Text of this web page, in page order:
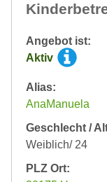
Angebot ist:
Aktiv
Alias:
AnaManuela
Geschlecht /
Weiblich/ 24
PLZ Ort: